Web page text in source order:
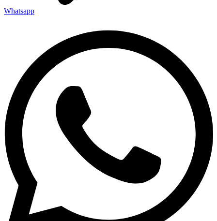
Whatsapp